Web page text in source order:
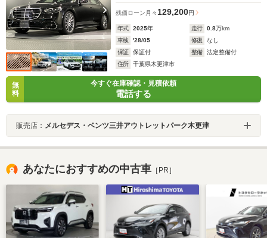
残価ローン 月々 129,200円
年式 2025年 走行 0.8万km
車検
'28/05 修復
なし
保証
保証付 整備
法定整備付
住所
千葉県木更津市
無
料
今すぐ在庫確認・見積依頼
電話する
販売店： メルセデス・ベンツ三井アウトレットパーク木更津
あなたにおすすめの中古車 ［PR］